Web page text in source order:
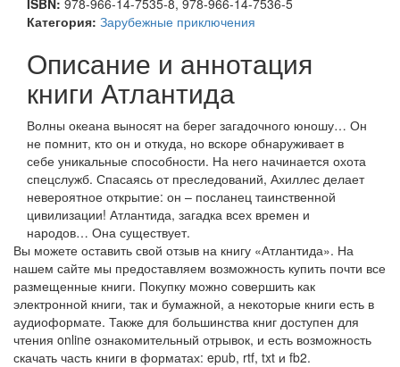
ISBN: 978-966-14-7535-8, 978-966-14-7536-5
Категория: Зарубежные приключения
Описание и аннотация
книги Атлантида
Волны океана выносят на берег загадочного юношу… Он
не помнит, кто он и откуда, но вскоре обнаруживает в
себе уникальные способности. На него начинается охота
спецслужб. Спасаясь от преследований, Ахиллес делает
невероятное открытие: он – посланец таинственной
цивилизации! Атлантида, загадка всех времен и
народов… Она существует.
Вы можете оставить свой отзыв на книгу «Атлантида». На
нашем сайте мы предоставляем возможность купить почти все
размещенные книги. Покупку можно совершить как
электронной книги, так и бумажной, а некоторые книги есть в
аудиоформате. Также для большинства книг доступен для
чтения online ознакомительный отрывок, и есть возможность
скачать часть книги в форматах: epub, rtf, txt и fb2.